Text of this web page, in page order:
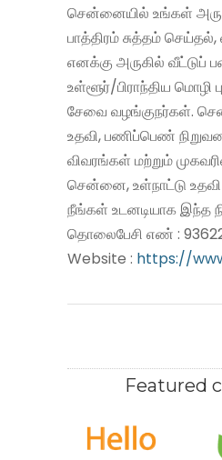
சென்னையில் உங்கள்
பாத்திரம் சுத்தம் செய்தல்,
எனக்கு அருகில்
உள்ளூர்/பிராந்திய
சேவை வழங்குநர்கள்.
உதவி, பணிப்பெண்
விவரங்கள் மற்றும்
சென்னை, உள்நாட்டு
நீங்கள் உடனடியாக இந்த
தொலைபேசி எண் :
Website : https://
Featured